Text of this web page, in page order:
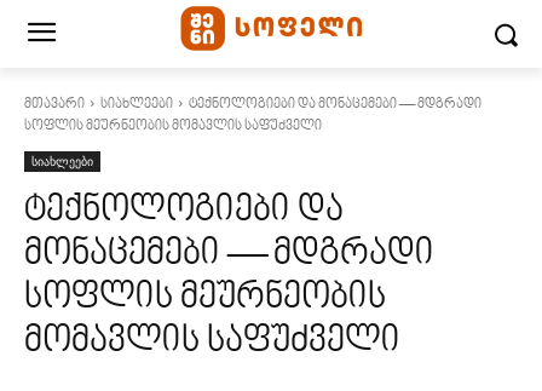
მთავარი სიახლეები
ტექნოლოგიები და მონაცემები — მდგრადი
სოფლის მეურნეობის მომავლის საფუძველი
სიახლეები
ტექნოლოგიები და
მონაცემები — მდგრადი
სოფლის მეურნეობის
მომავლის საფუძველი